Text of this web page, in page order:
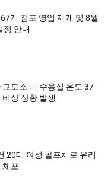
개 점포 영업 재개 및 8월
정 안내
도소 내 수용실 온도 37
상 상황 발생
20대 여성 골프채로 유리
체포